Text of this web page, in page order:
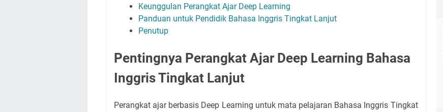
Keunggulan Perangkat Ajar Deep Learning
Panduan untuk Pendidik Bahasa Inggris Tingkat Lanjut
Penutup
Pentingnya Perangkat Ajar Deep Learning Bahasa
Inggris Tingkat Lanjut
Perangkat ajar berbasis Deep Learning untuk mata pelajaran Bahasa Inggris Tingkat